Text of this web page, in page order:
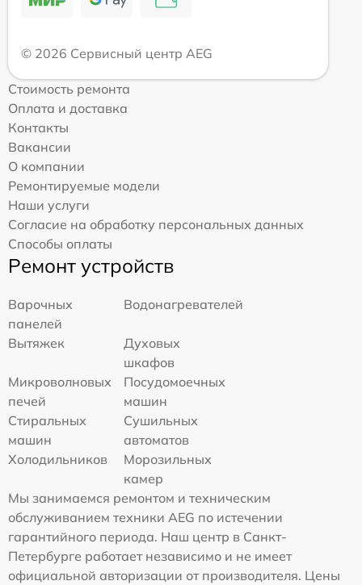
© 2026 Сервисный центр AEG
Стоимость ремонта
Оплата и доставка
Контакты
Вакансии
О компании
Ремонтируемые модели
Наши услуги
Согласие на обработку персональных данных
Способы оплаты
Ремонт устройств
Варочных
панелей
Водонагревателей
Вытяжек
Духовых
шкафов
Микроволновых
печей
Посудомоечных
машин
Стиральных
машин
Сушильных
автоматов
Холодильников
Морозильных
камер
Мы занимаемся ремонтом и техническим
обслуживанием техники AEG по истечении
гарантийного периода. Наш центр в Санкт-
Петербурге работает независимо и не имеет
официальной авторизации от производителя. Цены